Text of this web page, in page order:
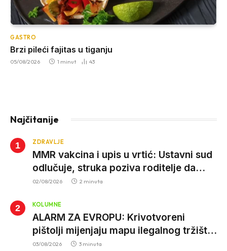
GASTRO
Brzi pileći fajitas u tiganju
05/08/2026 1 minut 43
Najčitanije
ZDRAVLJE
MMR vakcina i upis u vrtić: Ustavni sud
odlučuje, struka poziva roditelje da
vjeruju nauci
02/08/2026 2 minuta
KOLUMNE
ALARM ZA EVROPU: Krivotvoreni
pištolji mijenjaju mapu ilegalnog tržišta,
istrage ukazuju na proizvodnju van EU
03/08/2026 3 minuta